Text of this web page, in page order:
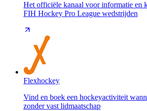
Het officiële kanaal voor informatie en
FIH Hockey Pro League wedstrijden
Flexhockey
Vind en boek een hockeyactiviteit
zonder vast lidmaatschap